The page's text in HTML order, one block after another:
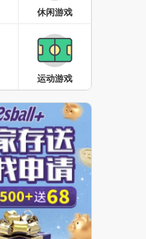
休闲游戏
运动游戏